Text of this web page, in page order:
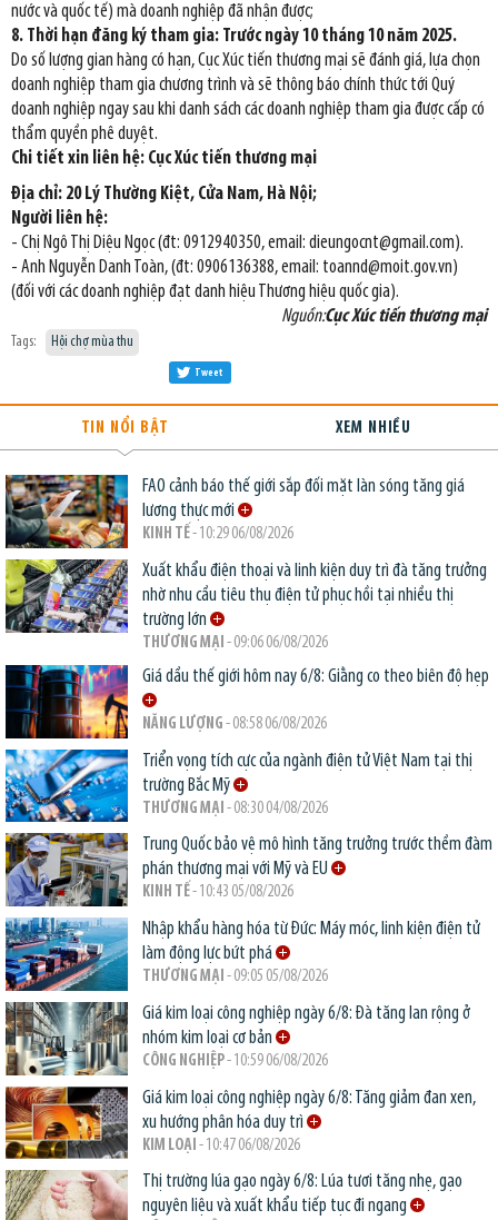
nước và quốc tế) mà doanh nghiệp đã nhận được;
8. Thời hạn đăng ký tham gia: Trước ngày 10 tháng 10 năm 2025.
Do số lượng gian hàng có hạn, Cục Xúc tiến thương mại sẽ đánh giá, lựa chọn
doanh nghiệp tham gia chương trình và sẽ thông báo chính thức tới Quý
doanh nghiệp ngay sau khi danh sách các doanh nghiệp tham gia được cấp có
thẩm quyền phê duyệt.
Chi tiết xin liên hệ: Cục Xúc tiến thương mại
Địa chỉ: 20 Lý Thường Kiệt, Cửa Nam, Hà Nội;
Người liên hệ:
- Chị Ngô Thị Diệu Ngọc (đt: 0912940350, email: dieungocnt@gmail.com).
- Anh Nguyễn Danh Toàn, (đt: 0906136388, email: toannd@moit.gov.vn)
(đối với các doanh nghiệp đạt danh hiệu Thương hiệu quốc gia).
Nguồn:Cục Xúc tiến thương mại
Tags: Hội chợ mùa thu
Tweet
TIN NỔI BẬT XEM NHIỀU
FAO cảnh báo thế giới sắp đối mặt làn sóng tăng giá
lương thực mới
KINH TẾ- 10:29 06/08/2026
Xuất khẩu điện thoại và linh kiện duy trì đà tăng trưởng
nhờ nhu cầu tiêu thụ điện tử phục hồi tại nhiều thị
trường lớn
THƯƠNG MẠI - 09:06 06/08/2026
Giá dầu thế giới hôm nay 6/8: Giằng co theo biên độ hẹp
NĂNG LƯỢNG - 08:58 06/08/2026
Triển vọng tích cực của ngành điện tử Việt Nam tại thị
trường Bắc Mỹ
THƯƠNG MẠI - 08:30 04/08/2026
Trung Quốc bảo vệ mô hình tăng trưởng trước thềm đàm
phán thương mại với Mỹ và EU
KINH TẾ- 10:43 05/08/2026
Nhập khẩu hàng hóa từ Đức: Máy móc, linh kiện điện tử
làm động lực bứt phá
THƯƠNG MẠI - 09:05 05/08/2026
Giá kim loại công nghiệp ngày 6/8: Đà tăng lan rộng ở
nhóm kim loại cơ bản
CÔNG NGHIỆP- 10:59 06/08/2026
Giá kim loại công nghiệp ngày 6/8: Tăng giảm đan xen,
xu hướng phân hóa duy trì
KIM LOẠI - 10:47 06/08/2026
Thị trường lúa gạo ngày 6/8: Lúa tươi tăng nhẹ, gạo
nguyên liệu và xuất khẩu tiếp tục đi ngang